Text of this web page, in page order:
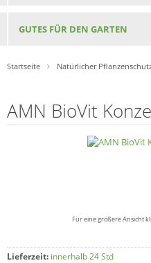
GUTES FÜR DEN GARTEN
Startseite Natürlicher
AMN BioVit
Für eine größere Ansicht
Lieferzeit: innerhalb 24 Std